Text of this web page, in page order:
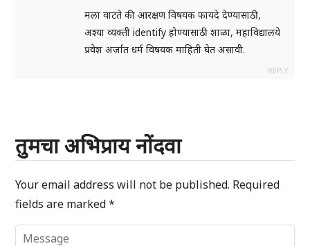
मला वाटते की आरक्षण विषयक फायदे देण्यासाठी,
अश्या व्यक्ती identify होण्यासाठी शाळा, महाविद्यालये
प्रवेश अर्जात धर्म विषयक माहिती घेत असावी.
REPLY
तुमचा अभिप्राय नोंदवा
Your email address will not be published. Required
fields are marked*